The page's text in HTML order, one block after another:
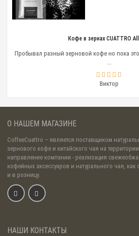
молока. Процесс
пароотвода,
Френч-прессс
Приспособление,
бодрящего напитка, которые
густым и терпким вкусом.
Аксессуар без которого
выбивания
профессионала — одно из
приспособлений.
Холдер
Гейзер для сиропов
Кофе в зернах CUATTRO
Пробывал разный зерновой кофе но пока
...
Виктор
О НАШЕМ МАГАЗИНЕ
CoffeeCuattro – является поставщиком
зернового кофе и китайского чая на
направление компании - реализация
кофейных аксессуаров и натурального чая, как
и в розницу.
НАШИ КОНТАКТЫ